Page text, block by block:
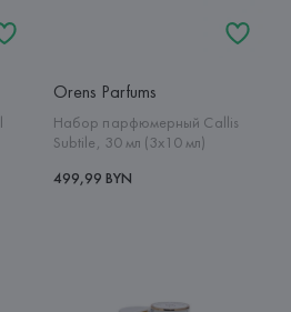
Orens Parfums
Набор парфюмерный Callis
Subtile, 30 мл (3x10 мл)
499,99 BYN